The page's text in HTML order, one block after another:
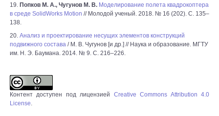
19. Попков М. А., Чугунов М. В. Моделирование полета квадрокоптера
в среде SolidWorks Motion // Молодой ученый. 2018. № 16 (202). C. 135–
138.
20. Анализ и проектирование несущих элементов конструкций
подвижного состава / М. В. Чугунов [и др.] // Наука и образование. МГТУ
им. Н. Э. Баумана. 2014. № 9. С. 216–226.
Контент доступен под лицензией Creative Commons Attribution 4.0
License.